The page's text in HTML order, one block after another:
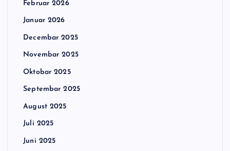
Februar 2026
Januar 2026
Decembar 2025
Novembar 2025
Oktobar 2025
Septembar 2025
August 2025
Juli 2025
Juni 2025